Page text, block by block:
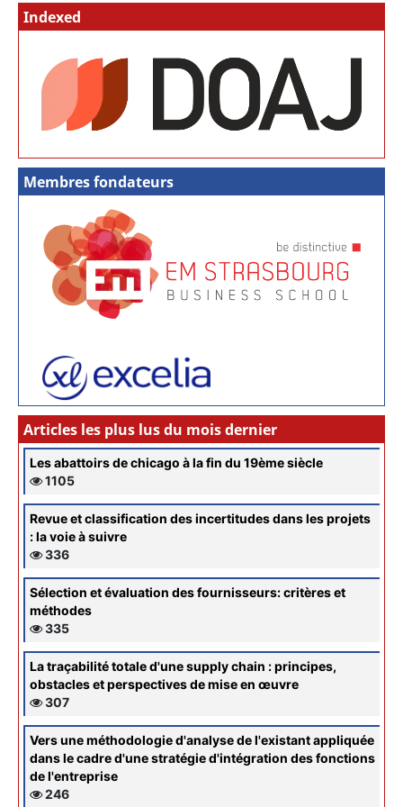
Indexed
Membres fondateurs
Articles les plus lus du mois dernier
Les abattoirs de chicago à la fin du 19ème siècle
1105
Revue et classification des incertitudes dans les projets
: la voie à suivre
336
Sélection et évaluation des fournisseurs: critères et
méthodes
335
La traçabilité totale d'une supply chain : principes,
obstacles et perspectives de mise en œuvre
307
Vers une méthodologie d'analyse de l'existant appliquée
dans le cadre d'une stratégie d'intégration des fonctions
de l'entreprise
246